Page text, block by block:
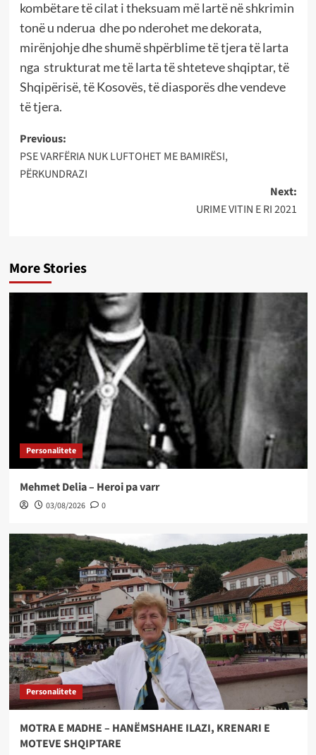
kombëtare të cilat i theksuam më lartë në shkrimin
tonë u nderua dhe po nderohet me dekorata,
mirënjohje dhe shumë shpërblime të tjera të larta
nga strukturat me të larta të shteteve shqiptar, të
Shqipërisë, të Kosovës, të diasporës dhe vendeve
të tjera.
Post
navigation
Previous:
PSE VARFËRIA NUK LUFTOHET ME BAMIRËSI,
PËRKUNDRAZI
Next:
URIME VITIN E RI 2021
More Stories
Personalitete
Mehmet Delia – Heroi pa varr
03/08/2026 0
Personalitete
MOTRA E MADHE – HANËMSHAHE ILAZI, KRENARI E
MOTEVE SHQIPTARE